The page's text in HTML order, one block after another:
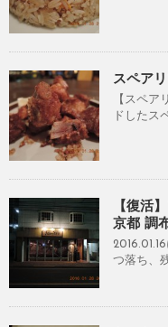
スペア
【スペア
ドしたス
【復活
京都 調
つ落ち、